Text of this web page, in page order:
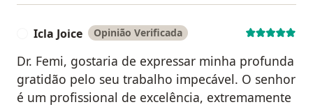
Icla Joice Opinião Verificada
Dr. Femi, gostaria de expressar minha profunda
gratidão pelo seu trabalho impecável. O senhor
é um profissional de excelência, extremamente